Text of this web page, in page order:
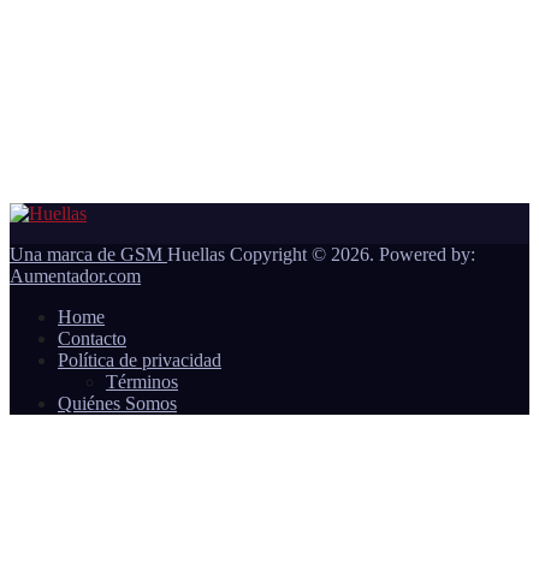
Una marca de GSM Huellas Copyright © 2026. Powered by:
Aumentador.com
Home
Contacto
Política de privacidad
Términos
Quiénes Somos